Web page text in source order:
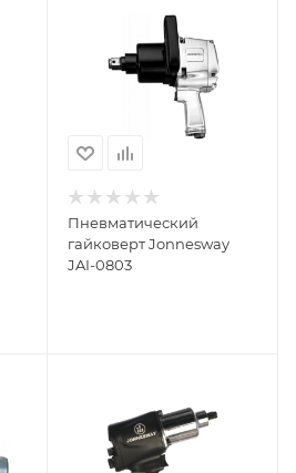
Пневматический
гайковерт Jonnesway
JAI-0803